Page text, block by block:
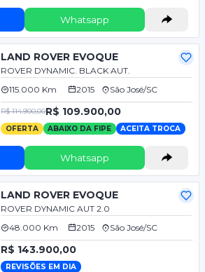
Whatsapp
LAND ROVER EVOQUE
ROVER DYNAMIC. BLACK AUT.
115.000 Km
2015 São José/SC
R$ 114.900,00R$ 109.900,00
OFERTA ABAIXO DA FIPE ACEITA TROCA
Whatsapp
LAND ROVER EVOQUE
ROVER DYNAMIC AUT 2.0
48.000 Km
2015 São José/SC
R$ 143.900,00
REVISÕES EM DIA